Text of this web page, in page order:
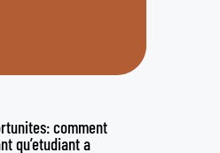
comment
qu’etudiant a